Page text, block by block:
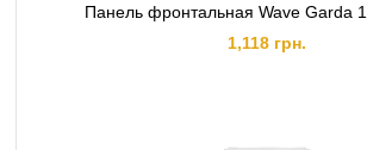
Панель фронтальная Wave Garda
1,118 грн.